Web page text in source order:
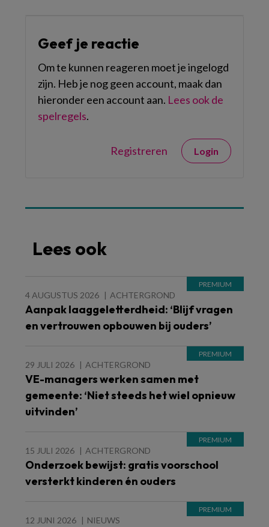
Geef je reactie
Om te kunnen reageren moet je ingelogd
zijn. Heb je nog geen account, maak dan
hieronder een account aan. Lees ook de
spelregels.
Registreren Login
Lees ook
4 AUGUSTUS 2026 ACHTERGROND
Aanpak laaggeletterdheid: ‘Blijf vragen
en vertrouwen opbouwen bij ouders’
29 JULI 2026 ACHTERGROND
VE-managers werken samen met
gemeente: ‘Niet steeds het wiel opnieuw
uitvinden’
15 JULI 2026 ACHTERGROND
Onderzoek bewijst: gratis voorschool
versterkt kinderen én ouders
12 JUNI 2026 NIEUWS